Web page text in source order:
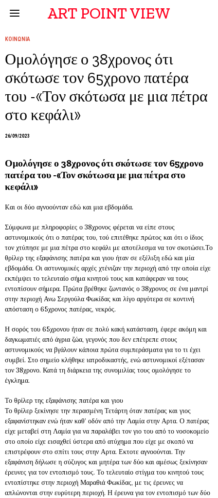
ART POINT VIEW
ΚΟΙΝΩΝΙΑ
Ομολόγησε ο 38χρονος ότι
σκότωσε τον 65χρονο πατέρα
του -«Τον σκότωσα με μια πέτρα
στο κεφάλι»
26/09/2023
Ομολόγησε ο 38χρονος ότι σκότωσε τον 65χρονο
πατέρα του -«Τον σκότωσα με μια πέτρα στο
κεφάλι»
Kαι οι δύο αγνοούνταν εδώ και μια εβδομάδα.
Σύμφωνα με πληροφορίες ο 38χρονος φέρεται να είπε στους
αστυνομικούς ότι ο πατέρας του, τού επιτέθηκε πρώτος και ότι ο ίδιος
τον χτύπησε με μια πέτρα στο κεφάλι με αποτέλεσμα να τον σκοτώσει.Το
θρίλερ της εξαφάνισης πατέρα και γιου ήταν σε εξέλιξη εδώ και μία
εβδομάδα. Οι αστυνομικές αρχές χτένιζαν την περιοχή από την οποία είχε
εκπέμψει το τελευταίο σήμα κινητού τους και κατάφεραν να τους
εντοπίσουν σήμερα. Πρώτα βρέθηκε ζωντανός ο 38χρονος σε ένα μαντρί
στην περιοχή Ανω Σεργούλα Φωκίδας και λίγο αργότερα σε κοντινή
απόσταση ο 65χρονος πατέρας, νεκρός.
Η σορός του 65χρονου ήταν σε πολύ κακή κατάσταση, έφερε ακόμη και
δαγκωματιές από άγρια ζώα, γεγονός που δεν επέτρεπε στους
αστυνομικούς να βγάλουν κάποια πρώτα συμπεράσματα για το τι έχει
συμβεί. Στο σημείο κλήθηκε ιατροδικαστής, ενώ αστυνομικοί εξέτασαν
τον 38χρονο. Κατά τη διάρκεια της συνομιλίας τους ομολόγησε το
έγκλημα.
Το θρίλερ της εξαφάνισης πατέρα και γιου
Το θρίλερ ξεκίνησε την περασμένη Τετάρτη όταν πατέρας και γιος
εξαφανίστηκαν ενώ ήταν καθ’ οδόν από την Λαμία στην Αρτα. Ο πατέρας
είχε μεταβεί στη Λαμία για να παραλάβει τον γιο του από το νοσοκομείο
στο οποίο είχε εισαχθεί ύστερα από ατύχημα που είχε με σκοπό να
επιστρέφουν στο σπίτι τους στην Αρτα. Εκτοτε αγνοούνται. Την
εξαφάνιση δήλωσε η σύζυγος και μητέρα των δύο και αμέσως ξεκίνησαν
έρευνες για τον εντοπισμό τους. Το τελευταίο στίγμα του κινητού τους
εντοπίστηκε στην περιοχή Μαραθιά Φωκίδας, με τις έρευνες να
απλώνονται στην ευρύτερη περιοχή. Η έρευνα για τον εντοπισμό των δύο